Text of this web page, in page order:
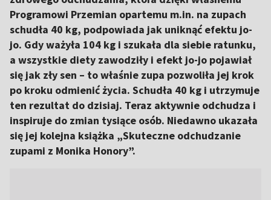
Programowi Przemian opartemu m.in. na zupach
schudła 40 kg, podpowiada jak uniknąć efektu jo-
jo. Gdy ważyła 104 kg i szukała dla siebie ratunku,
a wszystkie diety zawodziły i efekt jo-jo pojawiał
się jak zły sen – to właśnie zupa pozwoliła jej krok
po kroku odmienić życia. Schudła 40 kg i utrzymuje
ten rezultat do dzisiaj. Teraz aktywnie odchudza i
inspiruje do zmian tysiące osób. Niedawno ukazała
się jej kolejna książka „Skuteczne odchudzanie
zupami z Monika Honory”.